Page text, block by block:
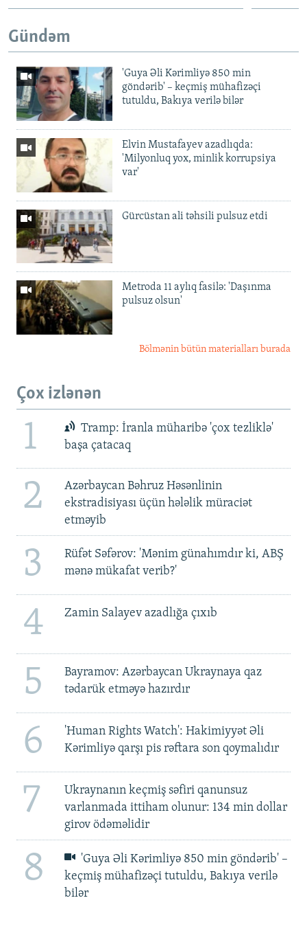
Gündəm
'Guya Əli Kərimliyə 850 min
göndərib' – keçmiş mühafizəçi
tutuldu, Bakıya verilə bilər
Elvin Mustafayev azadlıqda:
'Milyonluq yox, minlik korrupsiya
var'
Gürcüstan ali təhsili pulsuz etdi
Metroda 11 aylıq fasilə: 'Daşınma
pulsuz olsun'
Bölmənin bütün materialları burada
Çox izlənən
1
Tramp: İranla müharibə 'çox tezliklə'
başa çatacaq
2
Azərbaycan Bəhruz Həsənlinin
ekstradisiyası üçün hələlik müraciət
etməyib
3
Rüfət Səfərov: 'Mənim günahımdır ki, ABŞ
mənə mükafat verib?'
4 Zamin Salayev azadlığa çıxıb
5
Bayramov: Azərbaycan Ukraynaya qaz
tədarük etməyə hazırdır
6
'Human Rights Watch': Hakimiyyət Əli
Kərimliyə qarşı pis rəftara son qoymalıdır
7
Ukraynanın keçmiş səfiri qanunsuz
varlanmada ittiham olunur: 134 min dollar
girov ödəməlidir
8
'Guya Əli Kərimliyə 850 min göndərib' –
keçmiş mühafizəçi tutuldu, Bakıya verilə
bilər